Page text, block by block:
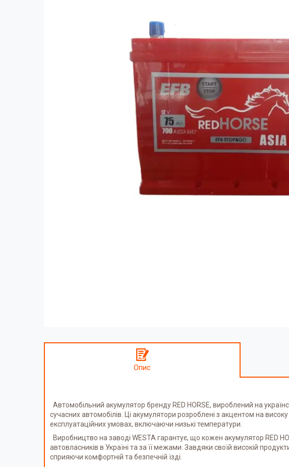
Опис
Автомобільний акумулятор бренду RED HORSE, вироблений на
сучасних автомобілів. Ці акумулятори розроблені з акцентом на
експлуатаційних умовах, включаючи низькі температури.
Виробництво на заводі WESTA гарантує, що кожен акумулятор RED
автовласників в Україні та за її межами. Завдяки своїй високій
сприяючи комфортній та безпечній їзді.